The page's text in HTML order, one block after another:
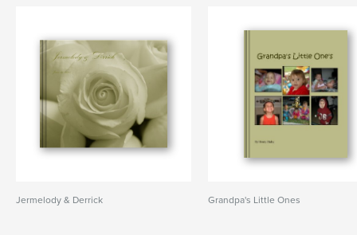
Jermelody & Derrick Grandpa's Little Ones